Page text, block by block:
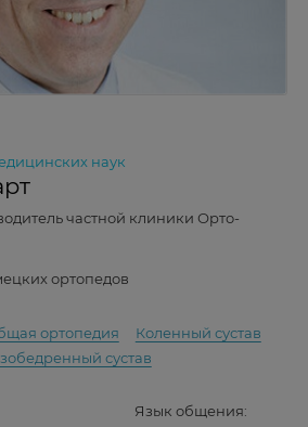
наук
частной клиники Орто-
ортопедов
ортопедия
Коленный сустав
сустав
Язык общения: